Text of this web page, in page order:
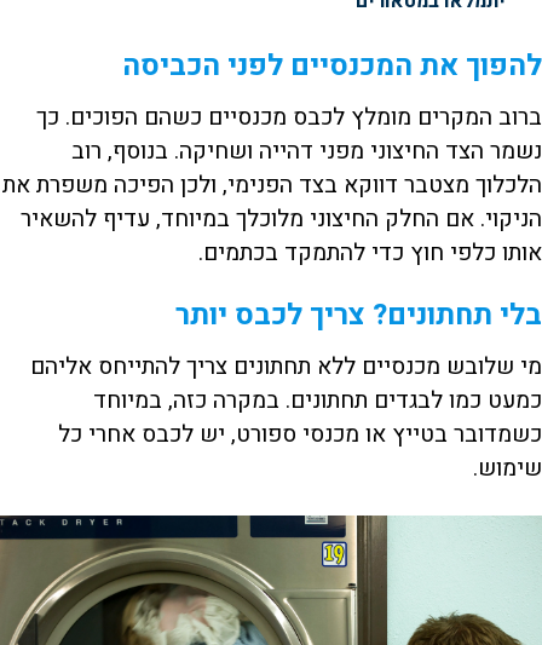
להפוך את המכנסיים לפני הכביסה
ברוב המקרים מומלץ לכבס מכנסיים כשהם הפוכים. כך
נשמר הצד החיצוני מפני דהייה ושחיקה. בנוסף, רוב
הלכלוך מצטבר דווקא בצד הפנימי, ולכן הפיכה משפרת את
הניקוי. אם החלק החיצוני מלוכלך במיוחד, עדיף להשאיר
אותו כלפי חוץ כדי להתמקד בכתמים.
בלי תחתונים? צריך לכבס יותר
מי שלובש מכנסיים ללא תחתונים צריך להתייחס אליהם
כמעט כמו לבגדים תחתונים. במקרה כזה, במיוחד
כשמדובר בטייץ או מכנסי ספורט, יש לכבס אחרי כל
שימוש.